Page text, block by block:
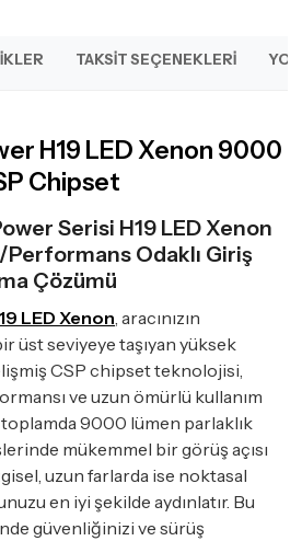
TAKSIT SEÇENEKLERI
H19 LED Xenon 9000
Chipset
Serisi H19 LED Xenon
Odaklı Giriş
Çözümü
LED Xenon , aracınızın
üst seviyeye taşıyan yüksek
CSP chipset teknolojisi,
ve uzun ömürlü kullanım
, toplamda 9000 lümen parlaklık
mükemmel bir görüş açısı
uzun farlarda ise noktasal
en iyi şekilde aydınlatır. Bu
güvenliğinizi ve sürüş